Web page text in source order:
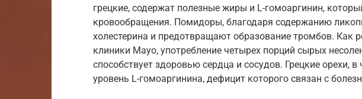
грецкие, содержат полезные жиры и L-гомоаргинин,
кровообращения. Помидоры, благодаря содержанию
холестерина и предотвращают образование тромбов. Как
клиники Mayo, употребление четырех порций сырых
способствует здоровью сердца и сосудов. Грецкие орехи,
уровень L-гомоаргинина, дефицит которого связан с